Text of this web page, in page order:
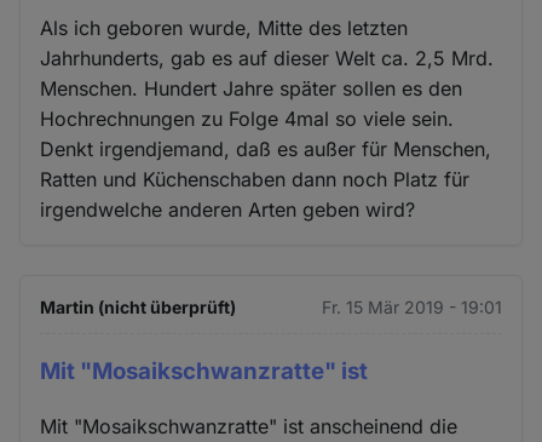
Als ich geboren wurde, Mitte des letzten
Jahrhunderts, gab es auf dieser Welt ca. 2,5 Mrd.
Menschen. Hundert Jahre später sollen es den
Hochrechnungen zu Folge 4mal so viele sein.
Denkt irgendjemand, daß es außer für Menschen,
Ratten und Küchenschaben dann noch Platz für
irgendwelche anderen Arten geben wird?
Martin (nicht überprüft) Fr. 15 Mär 2019 - 19:01
Mit "Mosaikschwanzratte" ist
Mit "Mosaikschwanzratte" ist anscheinend die